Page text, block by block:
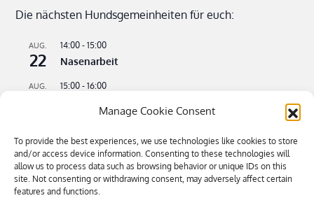
Manage Cookie Consent
To provide the best experiences, we use technologies like cookies to store
and/or access device information. Consenting to these technologies will
allow us to process data such as browsing behavior or unique IDs on this
site. Not consenting or withdrawing consent, may adversely affect certain
features and functions.
Die nächsten Hundsgemeinheiten für euch:
AUG.
22
14:00 -15:00
Nasenarbeit
AUG. 15:00 -16:00
23 Flusswandern – kühle Pfoten an heißen Tagen
SEP.
4
16:00- 18:30
Bitte kommen – Kommen auf Ruf Teil 3